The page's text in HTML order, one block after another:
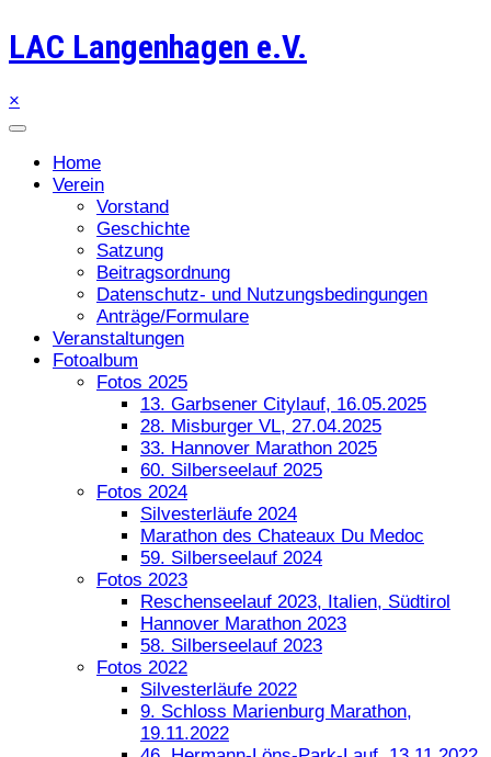
LAC Langenhagen e.V.
×
Home
Verein
Vorstand
Geschichte
Satzung
Beitragsordnung
Datenschutz- und Nutzungsbedingungen
Anträge/Formulare
Veranstaltungen
Fotoalbum
Fotos 2025
13. Garbsener Citylauf, 16.05.2025
28. Misburger VL, 27.04.2025
33. Hannover Marathon 2025
60. Silberseelauf 2025
Fotos 2024
Silvesterläufe 2024
Marathon des Chateaux Du Medoc
59. Silberseelauf 2024
Fotos 2023
Reschenseelauf 2023, Italien, Südtirol
Hannover Marathon 2023
58. Silberseelauf 2023
Fotos 2022
Silvesterläufe 2022
9. Schloss Marienburg Marathon,
19.11.2022